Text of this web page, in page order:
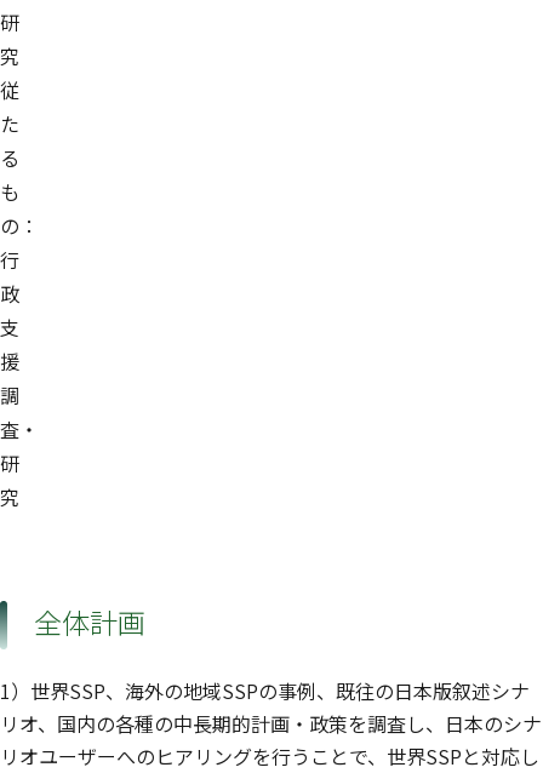
研
究
従
た
る
も
の：
行
政
支
援
調
査・
研
究
全体計画
1）世界SSP、海外の地域SSPの事例、既往の日本版叙述シナ
リオ、国内の各種の中長期的計画・政策を調査し、日本のシナ
リオユーザーへのヒアリングを行うことで、世界SSPと対応し